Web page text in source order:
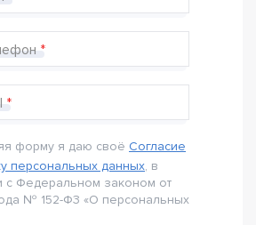
форму я даю своё Согласие
персональных данных, в
с Федеральном законом от
№ 152-Ф3 «О персональных